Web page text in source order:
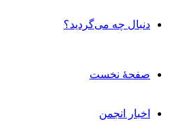
دنبال چه می‌گردید؟
صفحۀ نخست
اخبار انجمن